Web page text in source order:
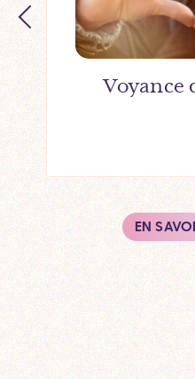
Voyance
EN